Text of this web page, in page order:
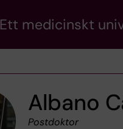
Ett medicinskt
Albano
Postdoktor